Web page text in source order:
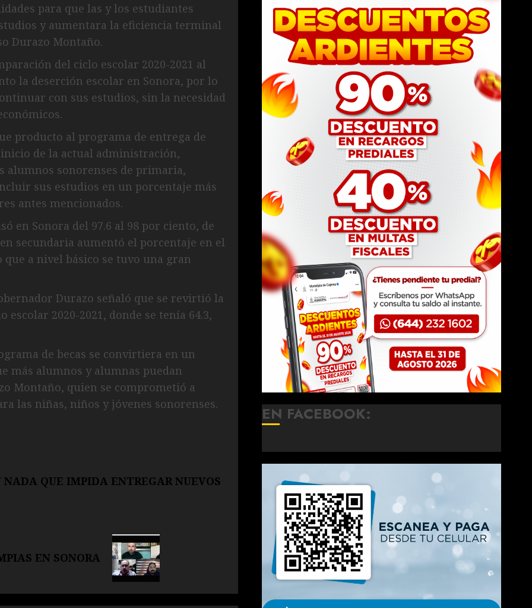
para que las y los estudiantes
y aumentara la eficiencia terminal
Durazo Montaño.
del ciclo escolar 2020-2021 al
la deserción escolar en Sonora, por lo
con sus estudios, sin la necesidad
producto al programa de entrega de
de la actual administración,
alumnos sonorenses de primaria,
sus estudios en un porcentaje más
antes mencionados.
en Sonora del 97.6 al 98 por ciento, de
secundaria aumentó el porcentaje en el
que a nivel básico se tuvo una gran
Durazo señaló que se revirtió la
2020-2021, donde se tenía 64.3,
de becas se convirtiera en un
más alumnos y alumnas puedan
Montaño, quien se comprometió a
las niñas, niños y jóvenes sonorenses.
QUE IMPIDA ENTREGAR NUEVOS
EN SONORA
EN FACEBOOK: